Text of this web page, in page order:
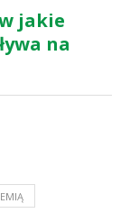
jakie
na